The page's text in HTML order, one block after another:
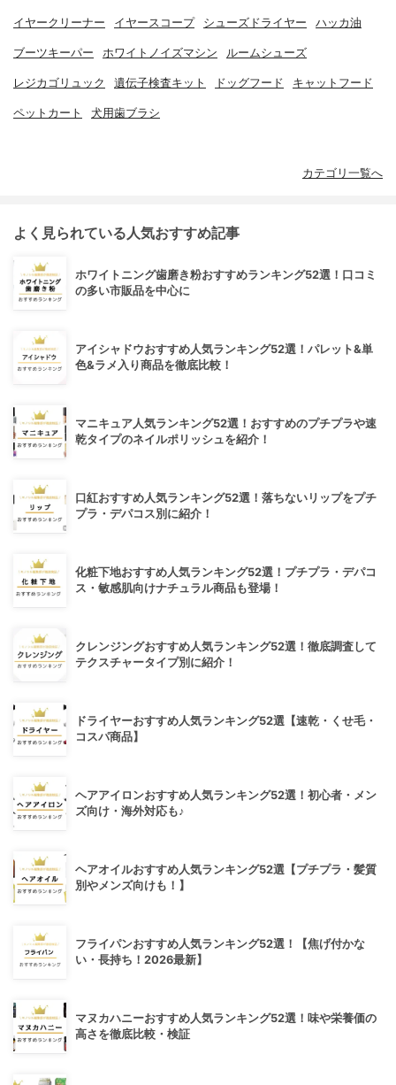
イヤークリーナー イヤースコープ シューズドライヤー ハッカ油
ブーツキーパー ホワイトノイズマシン ルームシューズ
レジカゴリュック 遺伝子検査キット ドッグフード キャットフード
ペットカート 犬用歯ブラシ
カテゴリ一覧へ
よく見られている人気おすすめ記事
ホワイトニング歯磨き粉おすすめランキング52選！口コミ
の多い市販品を中心に
アイシャドウおすすめ人気ランキング52選！パレット&単
色&ラメ入り商品を徹底比較！
マニキュア人気ランキング52選！おすすめのプチプラや速
乾タイプのネイルポリッシュを紹介！
口紅おすすめ人気ランキング52選！落ちないリップをプチ
プラ・デパコス別に紹介！
化粧下地おすすめ人気ランキング52選！プチプラ・デパコ
ス・敏感肌向けナチュラル商品も登場！
クレンジングおすすめ人気ランキング52選！徹底調査して
テクスチャータイプ別に紹介！
ドライヤーおすすめ人気ランキング52選【速乾・くせ毛・
コスパ商品】
ヘアアイロンおすすめ人気ランキング52選！初心者・メン
ズ向け・海外対応も♪
ヘアオイルおすすめ人気ランキング52選【プチプラ・髪質
別やメンズ向けも！】
フライパンおすすめ人気ランキング52選！【焦げ付かな
い・長持ち！2026最新】
マヌカハニーおすすめ人気ランキング52選！味や栄養価の
高さを徹底比較・検証